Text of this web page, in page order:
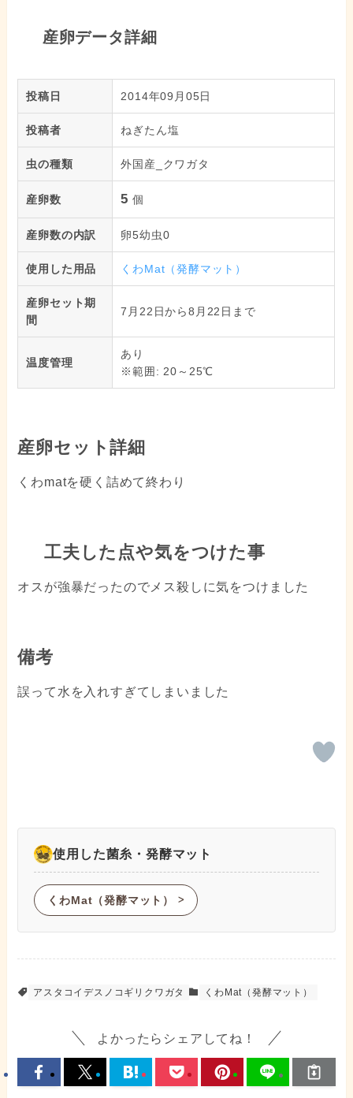
産卵データ詳細
投稿日 2014年09月05日
投稿者 ねぎたん塩
虫の種類 外国産_クワガタ
産卵数 5 個
産卵数の内訳 卵5幼虫0
使用した用品 くわMat（発酵マット）
産卵セット期
間
7月22日から8月22日まで
温度管理
あり
※範囲: 20～25℃
産卵セット詳細
くわmatを硬く詰めて終わり
工夫した点や気をつけた事
オスが強暴だったのでメス殺しに気をつけました
備考
誤って水を入れすぎてしまいました
使用した菌糸・発酵マット
くわMat（発酵マット） ᐳ
アスタコイデスノコギリクワガタ くわMat（発酵マット）
よかったらシェアしてね！